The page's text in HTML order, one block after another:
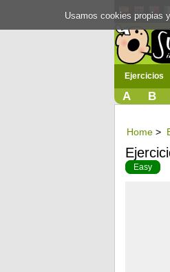
Ejercicios
A B
Home >
Easy
Usamos cookies propias